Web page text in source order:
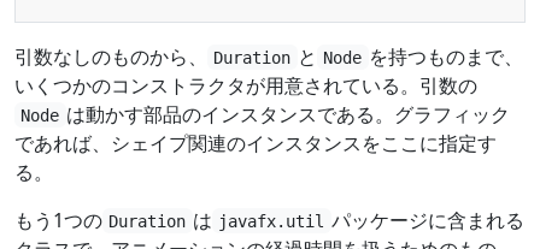
引数なしのものから、 Duration と Node を持つものまで、
いくつかのコンストラクタが用意されている。引数の
Node は動かす部品のインスタンスである。グラフィック
であれば、シェイプ関連のインスタンスをここに指定す
る。
もう1つの Duration は javafx.util パッケージに含まれる